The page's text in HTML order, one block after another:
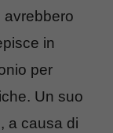
avrebbero
in
per
Un suo
a causa di